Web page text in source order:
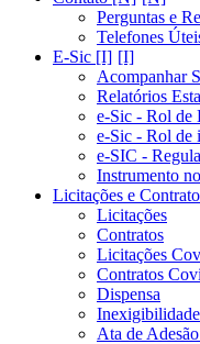
Perguntas e
Telefones
E-Sic [I]
Acompanhar
Relatórios
e-Sic - Rol de
e-Sic - Rol de
e-SIC -
Instrumento
Licitações e
Licitações
Contratos
Licitações
Contratos
Dispensa
Inexigibilidade
Ata de